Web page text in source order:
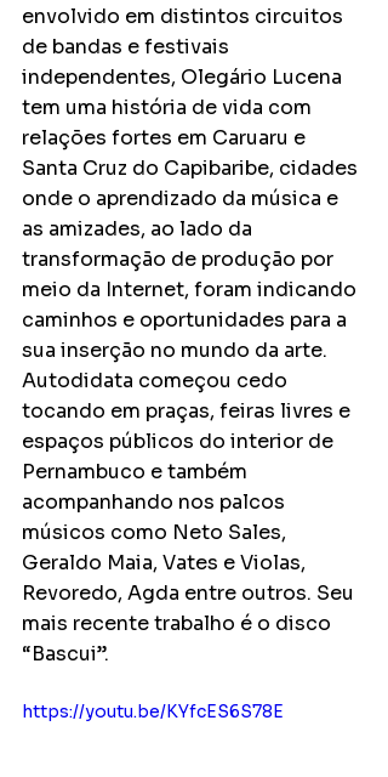
envolvido em distintos circuitos
de bandas e festivais
independentes, Olegário Lucena
tem uma história de vida com
relações fortes em Caruaru e
Santa Cruz do Capibaribe, cidades
onde o aprendizado da música e
as amizades, ao lado da
transformação de produção por
meio da Internet, foram indicando
caminhos e oportunidades para a
sua inserção no mundo da arte.
Autodidata começou cedo
tocando em praças, feiras livres e
espaços públicos do interior de
Pernambuco e também
acompanhando nos palcos
músicos como Neto Sales,
Geraldo Maia, Vates e Violas,
Revoredo, Agda entre outros. Seu
mais recente trabalho é o disco
“Bascui”.
https://youtu.be/KYfcES6S78E